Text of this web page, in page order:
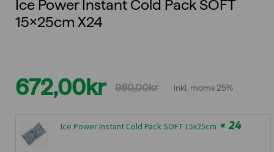
Ice Power Instant Cold Pack SOFT
15x25cm X24
960,00kr
Det
ursprungliga
672,00kr
Det
nuvarande
inkl. moms 25%
Ice Power Instant Cold Pack SOFT 15x25cm × 24